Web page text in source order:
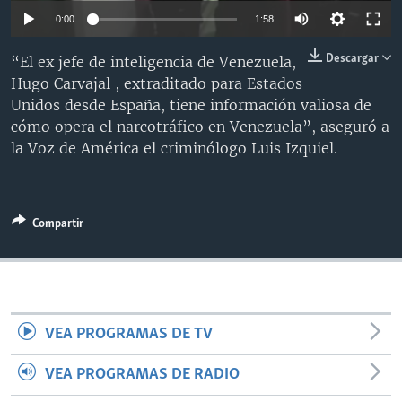
VENEZUELA
NICARAGUA
ECONOMÍA
TECNOLOGÍA
DEPORTES
CIENCIA Y SALUD
MULTIMEDIA
FOTOGRAFÍA
AUDIOS
EL MUNDO AL DÍA
FORO INTERAMERICANO
VISIÓN 360
RADIO
AVANCE INFORMATIVO
AUDIONOTICIAS
NOTA ECONÓMICA
ENTRETENIMIENTO
DIRECT
DOCUMENTALES DE LA VOA
Idiomas
0:00 1:58
Descargar
“El ex jefe de inteligencia de Venezuela,
Hugo Carvajal , extraditado para Estados
Unidos desde España, tiene información valiosa de
cómo opera el narcotráfico en Venezuela”, aseguró a
la Voz de América el criminólogo Luis Izquiel.
Compartir
VEA PROGRAMAS DE TV
VEA PROGRAMAS DE RADIO